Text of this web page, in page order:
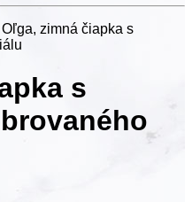
Oľga, zimná čiapka s
s